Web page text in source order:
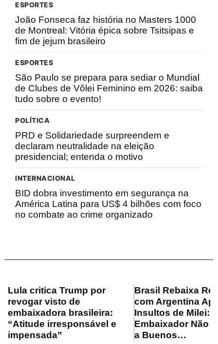
ESPORTES
João Fonseca faz história no Masters 1000
de Montreal: Vitória épica sobre Tsitsipas e
fim de jejum brasileiro
ESPORTES
São Paulo se prepara para sediar o Mundial
de Clubes de Vôlei Feminino em 2026: saiba
tudo sobre o evento!
POLÍTICA
PRD e Solidariedade surpreendem e
declaram neutralidade na eleição
presidencial; entenda o motivo
INTERNACIONAL
BID dobra investimento em segurança na
América Latina para US$ 4 bilhões com foco
no combate ao crime organizado
Lula critica Trump por
revogar visto de
embaixadora brasileira:
“Atitude irresponsável e
impensada”
Brasil Rebaixa
com Argentina
Insultos de Milei:
Embaixador Não
a Buenos…